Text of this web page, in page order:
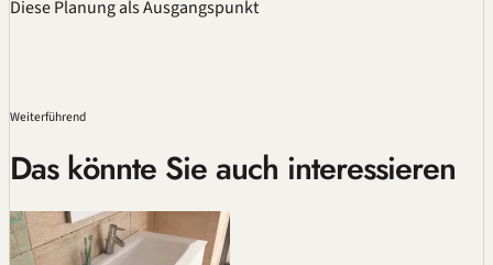
Diese Planung als Ausgangspunkt
Weiterführend
Das könnte Sie auch interessieren